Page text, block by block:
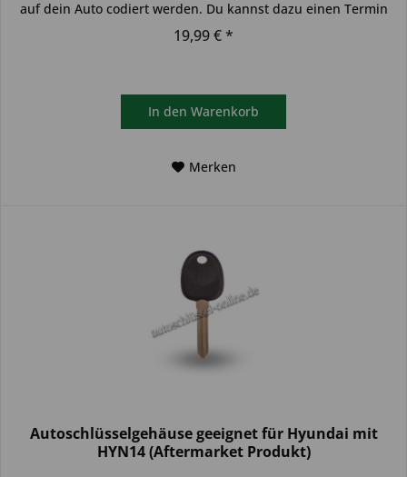
auf dein Auto codiert werden. Du kannst dazu einen Termin
19,99 € *
In den Warenkorb
Merken
Autoschlüsselgehäuse geeignet für Hyundai mit
HYN14 (Aftermarket Produkt)